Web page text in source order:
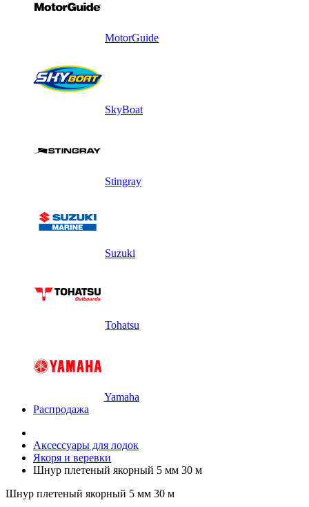
MotorGuide
SkyBoat
Stingray
Suzuki
Tohatsu
Yamaha
Распродажа
Аксессуары для лодок
Якоря и веревки
Шнур плетеный якорный 5 мм 30 м
Шнур плетеный якорный 5 мм 30 м